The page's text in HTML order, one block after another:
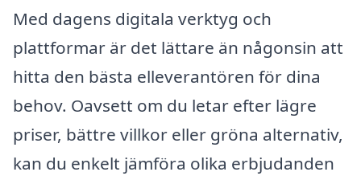
Med dagens digitala verktyg och
plattformar är det lättare än någonsin att
hitta den bästa elleverantören för dina
behov. Oavsett om du letar efter lägre
priser, bättre villkor eller gröna alternativ,
kan du enkelt jämföra olika erbjudanden